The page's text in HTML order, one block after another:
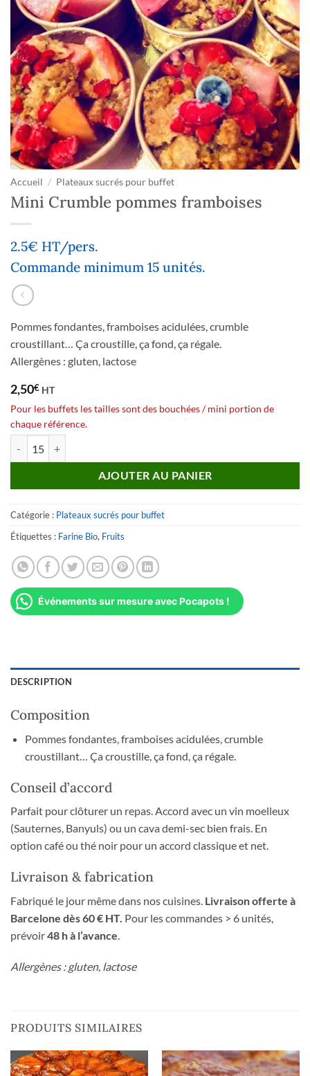
Accueil / Plateaux sucrés pour buffet
Mini Crumble pommes framboises
2.5€ HT/pers.
Commande minimum 15 unités.
Pommes fondantes, framboises acidulées, crumble
croustillant… Ça croustille, ça fond, ça régale.
Allergènes : gluten, lactose
2,50€ HT
Pour les buffets les tailles sont des bouchées / mini portion de
chaque référence.
AJOUTER AU PANIER
Catégorie : Plateaux sucrés pour buffet
Étiquettes : Farine Bio, Fruits
Événements sur mesure avec Pocapots !
DESCRIPTION
Composition
Pommes fondantes, framboises acidulées, crumble
croustillant… Ça croustille, ça fond, ça régale.
Conseil d’accord
Parfait pour clôturer un repas. Accord avec un vin moelleux
(Sauternes, Banyuls) ou un cava demi-sec bien frais. En
option café ou thé noir pour un accord classique et net.
Livraison & fabrication
Fabriqué le jour même dans nos cuisines. Livraison offerte à
Barcelone dès 60 € HT. Pour les commandes > 6 unités,
prévoir48 h à l’avance
Allergènes : gluten, lactose
PRODUITS SIMILAIRES